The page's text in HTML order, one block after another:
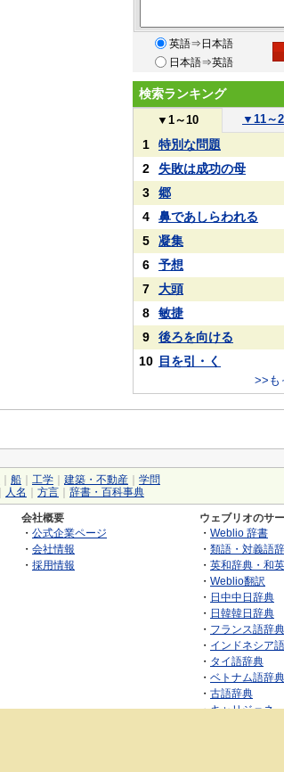
英語⇒日本語
日本語⇒英語
検索ランキング
▼ 1～10 ▼ 11～
1
特別な問題
2
失敗は成功の母
3
郷
4
鼻であしらわれる
5
凝集
6
予想
7
大頭
8
敏捷
9
後ろを向ける
10 目を引・く
>>も
船 工学 建築・不動産
学問
人名 方言 辞書・百科事典
会社概要
・ 公式企業ページ
・ 会社情報
・ 採用情報
ウェブリオのサ
・ Weblio 辞書
・ 類語・対義語
・ 英和辞典・和
・ Weblio翻訳
・ 日中中日辞典
・ 日韓韓日辞典
・ フランス語辞典
・ インドネシア
・ タイ語辞典
・ ベトナム語辞典
・ 古語辞典
・キャリジェネ